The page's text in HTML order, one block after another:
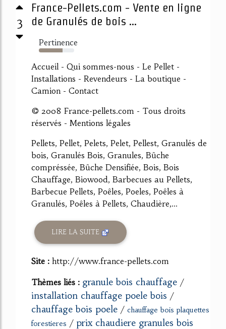
3
France-Pellets.com - Vente en ligne
de Granulés de bois ...
Pertinence
67%
Accueil - Qui sommes-nous - Le Pellet -
Installations - Revendeurs - La boutique -
Camion - Contact
© 2008 France-pellets.com - Tous droits
réservés - Mentions légales
Pellets, Pellet, Pelets, Pelet, Pellest, Granulés de
bois, Granulés Bois, Granules, Bûche
compréssée, Bûche Densifiée, Bois, Bois
Chauffage, Biowood, Barbecues au Pellets,
Barbecue Pellets, Poêles, Poeles, Poêles à
Granulés, Poêles à Pellets, Chaudière,...
LIRE LA SUITE
Site : http://www.france-pellets.com
Thèmes liés : granule bois chauffage /
installation chauffage poele bois /
chauffage bois poele / chauffage bois plaquettes
forestieres / prix chaudiere granules bois